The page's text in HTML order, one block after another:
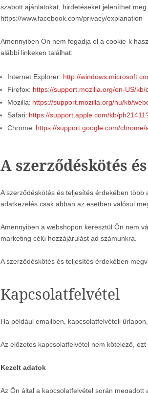
szabott ajánlatokat, hirdetéseket jeleníthet
https://www.facebook.com/privacy/explanation
Amennyiben Ön nem fogadja el a cookie-k
alábbi linkeken találhat:
Internet Explorer: http://
Firefox: https://support.mozilla.org/en-US/
Mozilla: https://support.mozilla.org/hu/kb/
Safari: https://support.apple.com/kb/
Chrome: https://support.google.com/chrome/
A szerződéskötés
A szerződéskötés és teljesítés érdekében
adatkezelés csak abban az esetben valósul
Amennyiben a webshopon keresztül Ön nem
marketing célú hozzájárulást ad számunkra.
A szerződéskötés és teljesítés érdekében
Kapcsolatfelvétel
Ha például emailben, kapcsolatfelvételi
Az előzetes kapcsolatfelvétel nem kötelező,
Kezelt adatok
Az Ön által a kapcsolatfelvétel során megadott